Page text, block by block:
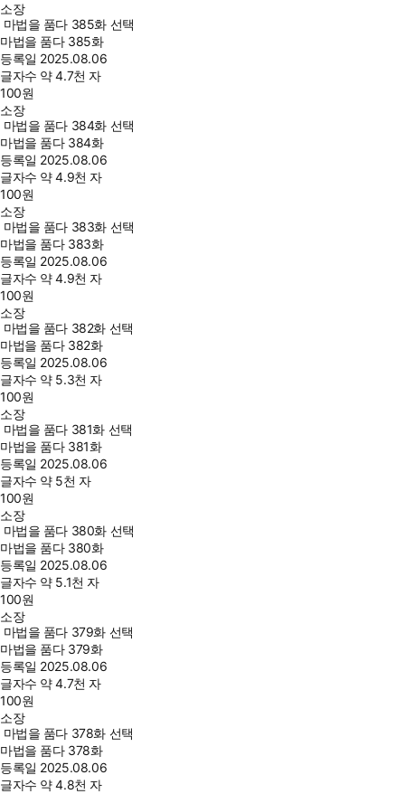
소장
마법을 품다 385화 선택
마법을 품다 385화
등록일 2025.08.06
글자수 약 4.7천 자
100원
소장
마법을 품다 384화 선택
마법을 품다 384화
등록일 2025.08.06
글자수 약 4.9천 자
100원
소장
마법을 품다 383화 선택
마법을 품다 383화
등록일 2025.08.06
글자수 약 4.9천 자
100원
소장
마법을 품다 382화 선택
마법을 품다 382화
등록일 2025.08.06
글자수 약 5.3천 자
100원
소장
마법을 품다 381화 선택
마법을 품다 381화
등록일 2025.08.06
글자수 약 5천 자
100원
소장
마법을 품다 380화 선택
마법을 품다 380화
등록일 2025.08.06
글자수 약 5.1천 자
100원
소장
마법을 품다 379화 선택
마법을 품다 379화
등록일 2025.08.06
글자수 약 4.7천 자
100원
소장
마법을 품다 378화 선택
마법을 품다 378화
등록일 2025.08.06
글자수 약 4.8천 자